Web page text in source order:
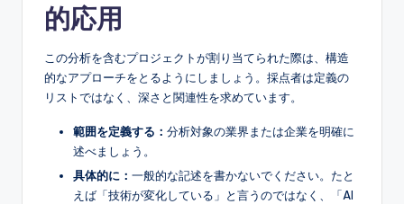
的応用
この分析を含むプロジェクトが割り当てられた際は、構造
的なアプローチをとるようにしましょう。採点者は定義の
リストではなく、深さと関連性を求めています。
範囲を定義する： 分析対象の業界または企業を明確に
述べましょう。
具体的に： 一般的な記述を書かないでください。たと
えば「技術が変化している」と言うのではなく、「AI